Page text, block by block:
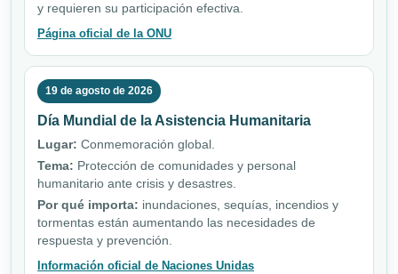
y requieren su participación efectiva.
Página oficial de la ONU
19 de agosto de 2026
Día Mundial de la Asistencia Humanitaria
Lugar: Conmemoración global.
Tema: Protección de comunidades y personal
humanitario ante crisis y desastres.
Por qué importa: inundaciones, sequías, incendios y
tormentas están aumentando las necesidades de
respuesta y prevención.
Información oficial de Naciones Unidas